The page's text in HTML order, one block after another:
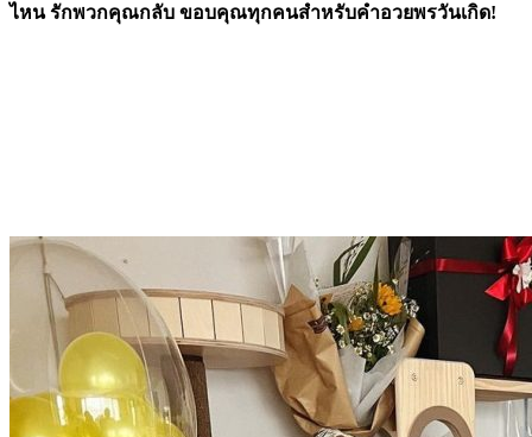
ไหน รักพวกคุณกลับ ขอบคุณทุกคนสำหรับคำอวยพรวันเกิด!